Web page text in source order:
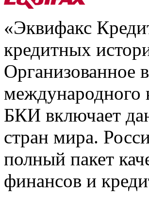
«Эквифакс
кредитных
Организованное
международного
БКИ включает
стран мира.
полный пакет
финансов и